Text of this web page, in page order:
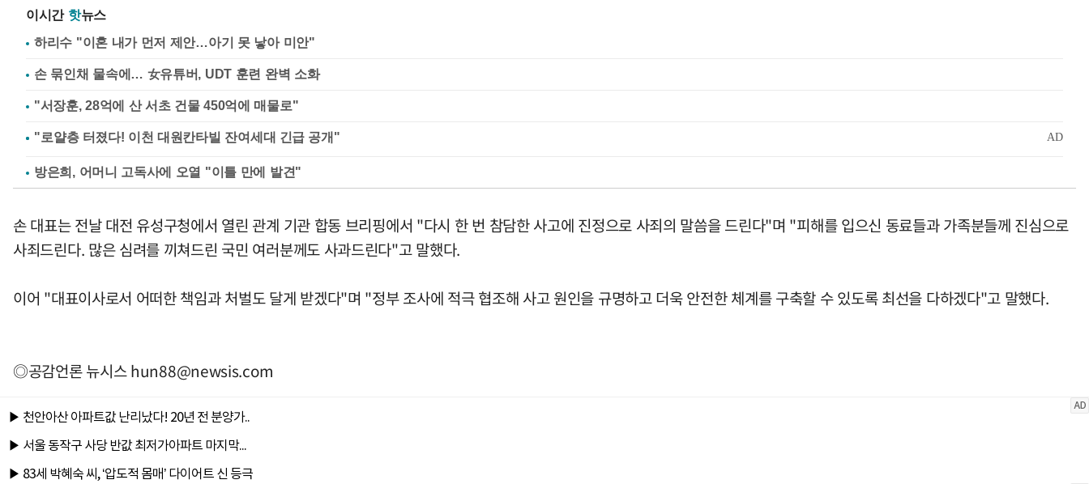
이시간 핫뉴스
하리수 "이혼 내가 먼저 제안…아기 못 낳아 미안"
손 묶인채 물속에… 女유튜버, UDT 훈련 완벽 소화
"서장훈, 28억에 산 서초 건물 450억에 매물로"
방은희, 어머니 고독사에 오열 "이틀 만에 발견"
손 대표는 전날 대전 유성구청에서 열린 관계 기관 합동 브리핑에서 "다시 한 번 참담한 사고에 진정으로 사죄의 말씀을 드린다"며 "피해를 입으신 동료들과 가족분들께 진심으로
사죄드린다. 많은 심려를 끼쳐드린 국민 여러분께도 사과드린다"고 말했다.
이어 "대표이사로서 어떠한 책임과 처벌도 달게 받겠다"며 "정부 조사에 적극 협조해 사고 원인을 규명하고 더욱 안전한 체계를 구축할 수 있도록 최선을 다하겠다"고 말했다.
◎공감언론 뉴시스hun88@newsis.com